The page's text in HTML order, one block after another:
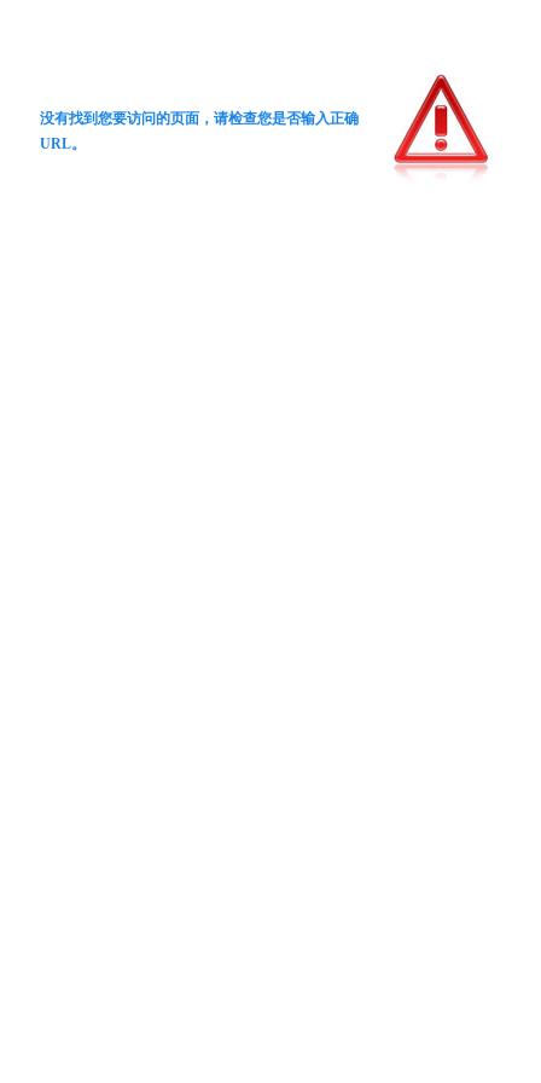
没有找到您要访问的页面，请检查您是否输入正确
URL。